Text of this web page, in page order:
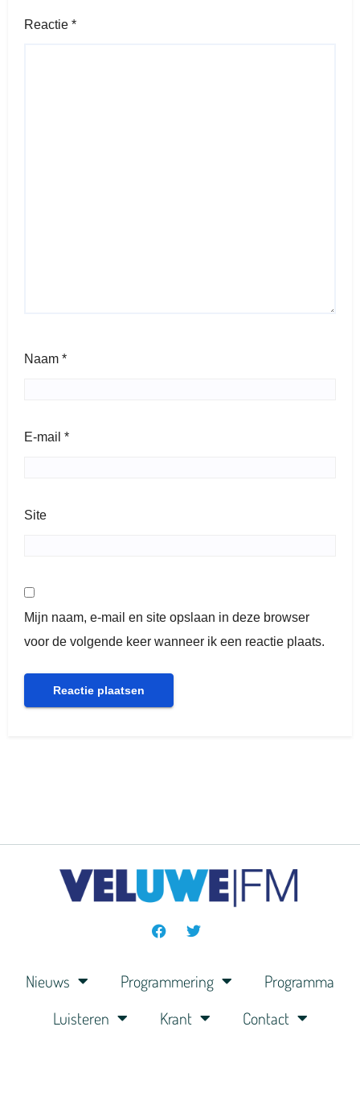
Reactie *
Naam *
E-mail *
Site
Mijn naam, e-mail en site opslaan in deze browser
voor de volgende keer wanneer ik een reactie plaats.
Nieuws Programmering
Programma
Luisteren
Krant Contact